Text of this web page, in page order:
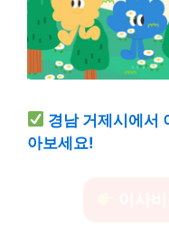
경남 거제시에서
아보세요!